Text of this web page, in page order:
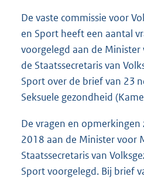
De vaste commissie voor
en Sport heeft een aantal
voorgelegd aan de Minister
de Staatssecretaris van
Sport over de brief van 23
Seksuele gezondheid
De vragen en
2018 aan de Minister voor
Staatssecretaris van
Sport voorgelegd. Bij brief